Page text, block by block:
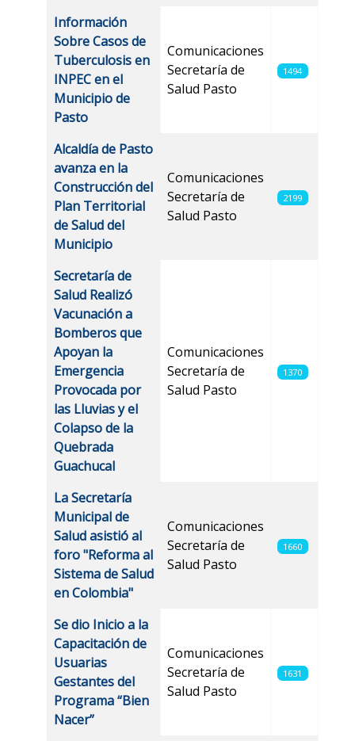
Información
Sobre Casos de
Tuberculosis en
INPEC en el
Municipio de
Pasto
Comunicaciones
Secretaría de
Salud Pasto
1494
Alcaldía de Pasto
avanza en la
Construcción del
Plan Territorial
de Salud del
Municipio
Comunicaciones
Secretaría de
Salud Pasto
2199
Secretaría de
Salud Realizó
Vacunación a
Bomberos que
Apoyan la
Emergencia
Provocada por
las Lluvias y el
Colapso de la
Quebrada
Guachucal
Comunicaciones
Secretaría de
Salud Pasto
1370
La Secretaría
Municipal de
Salud asistió al
foro "Reforma al
Sistema de Salud
en Colombia"
Comunicaciones
Secretaría de
Salud Pasto
1660
Se dio Inicio a la
Capacitación de
Usuarias
Gestantes del
Programa “Bien
Nacer”
Comunicaciones
Secretaría de
Salud Pasto
1631